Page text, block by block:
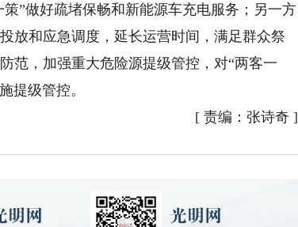
”做好疏堵保畅和新能源车充电服务；另一方
放和应急调度，延长运营时间，满足群众祭
范，加强重大危险源提级管控，对“两客一
提级管控。
[ 责编：张诗奇 ]